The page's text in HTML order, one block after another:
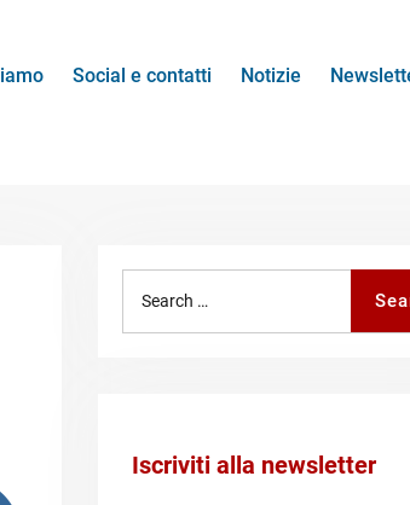
Social e contatti Notizie
Iscriviti alla newsletter